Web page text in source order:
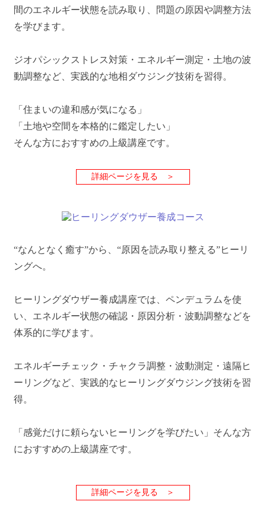
間のエネルギー状態を読み取り、問題の原因や調整方法
を学びます。
ジオパシックストレス対策・エネルギー測定・土地の波
動調整など、実践的な地相ダウジング技術を習得。
「住まいの違和感が気になる」
「土地や空間を本格的に鑑定したい」
そんな方におすすめの上級講座です。
詳細ページを見る ＞
“なんとなく癒す”から、“原因を読み取り整える”ヒーリ
ングへ。
ヒーリングダウザー養成講座では、ペンデュラムを使
い、エネルギー状態の確認・原因分析・波動調整などを
体系的に学びます。
エネルギーチェック・チャクラ調整・波動測定・遠隔ヒ
ーリングなど、実践的なヒーリングダウジング技術を習
得。
「感覚だけに頼らないヒーリングを学びたい」そんな方
におすすめの上級講座です。
詳細ページを見る ＞